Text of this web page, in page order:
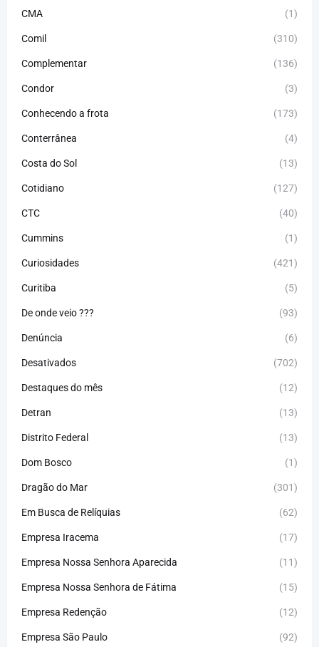
CMA (1)
Comil (310)
Complementar (136)
Condor (3)
Conhecendo a frota (173)
Conterrânea (4)
Costa do Sol (13)
Cotidiano (127)
CTC (40)
Cummins (1)
Curiosidades (421)
Curitiba (5)
De onde veio ??? (93)
Denúncia (6)
Desativados (702)
Destaques do mês (12)
Detran (13)
Distrito Federal (13)
Dom Bosco (1)
Dragão do Mar (301)
Em Busca de Relíquias (62)
Empresa Iracema (17)
Empresa Nossa Senhora Aparecida (11)
Empresa Nossa Senhora de Fátima (15)
Empresa Redenção (12)
Empresa São Paulo (92)